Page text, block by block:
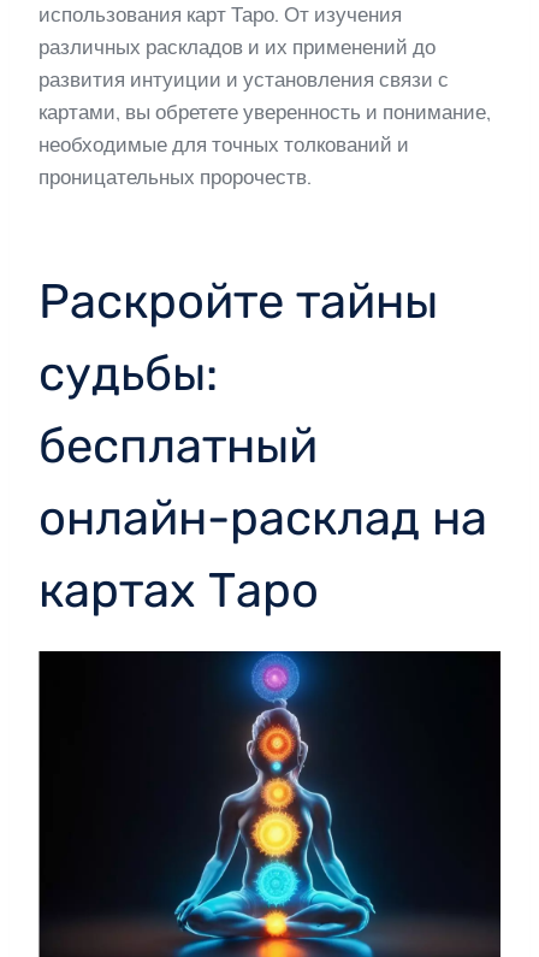
использования карт Таро. От изучения
различных раскладов и их применений до
развития интуиции и установления связи с
картами, вы обретете уверенность и понимание,
необходимые для точных толкований и
проницательных пророчеств.
Раскройте тайны
судьбы:
бесплатный
онлайн-расклад на
картах Таро